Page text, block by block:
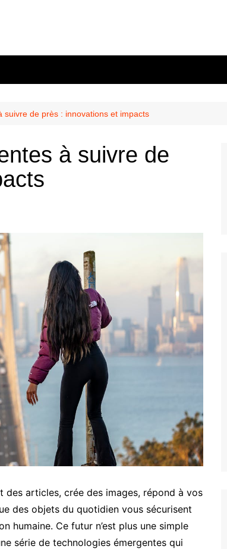
suivre de près : innovations et impacts
à suivre de
articles, crée des images, répond à vos
des objets du quotidien vous sécurisent
humaine. Ce futur n’est plus une simple
série de technologies émergentes qui